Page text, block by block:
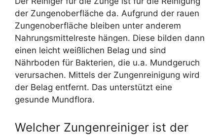
der Zungenoberfläche da. Aufgrund der rauen
Zungenoberfläche bleiben unter anderem
Nahrungsmittelreste hängen. Diese bilden dann
einen leicht weißlichen Belag und sind
Nährboden für Bakterien, die u.a. Mundgeruch
verursachen. Mittels der Zungenreinigung wird
der Belag entfernt. Das unterstützt eine
gesunde Mundflora.
Welcher Zungenreiniger ist der